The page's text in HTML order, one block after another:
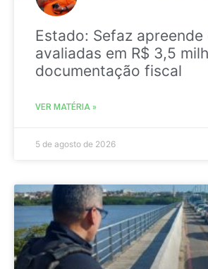
Estado: Sefaz apreende
avaliadas em R$ 3,5
documentação fiscal
VER MATÉRIA »
5 de agosto de 2026